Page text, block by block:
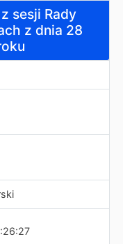
Miejskiej w
z sesji Rady
z dnia 28